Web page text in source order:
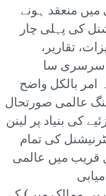
منعقد ہونے
کی پہلی چار
تقاریر،
سرسری سا
امر بالکل واضح
عالمی صورتحال
کی بنیاد پر لینن
کی تمام
قریب میں عالمی